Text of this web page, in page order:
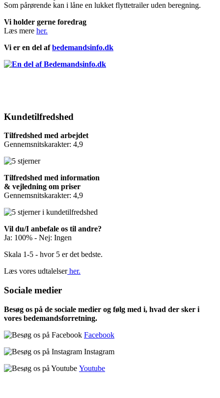
Som pårørende kan i låne en lukket flyttetrailer uden beregning.
Vi holder gerne foredrag
Læs mere her.
Vi er en del afbedemandsinfo.dk
Kundetilfredshed
Tilfredshed med arbejdet
Gennemsnitskarakter: 4,9
Tilfredshed med information
& vejledning om priser
Gennemsnitskarakter: 4,9
Vil du/I anbefale os til andre?
Ja: 100% - Nej: Ingen
Skala 1-5 - hvor 5 er det bedste.
Læs vores udtalelserher.
Sociale medier
Besøg os på de sociale medier og følg med i, hvad der sker i
vores bedemandsforretning.
Facebook
Instagram
Youtube